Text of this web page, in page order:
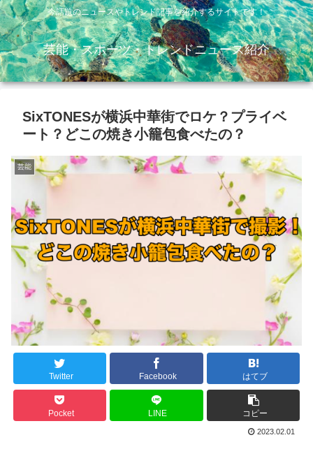
今話題のニュースやトレンド記事を紹介するサイトです！
芸能・スポーツ・トレンドニュース紹介
SixTONESが横浜中華街でロケ？プライベ
ート？どこの焼き小籠包食べたの？
芸能
Twitter Facebook はてブ
Pocket LINE コピー
2023.02.01